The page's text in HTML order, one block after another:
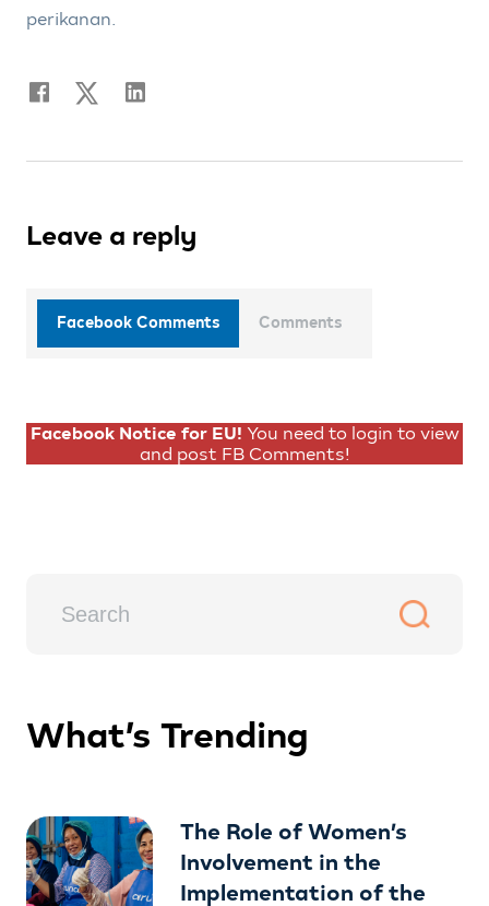
perikanan.
Leave a reply
Facebook Comments Comments
Facebook Notice for EU! You need to login to view
and post FB Comments!
What’s Trending
The Role of Women’s
Involvement in the
Implementation of the